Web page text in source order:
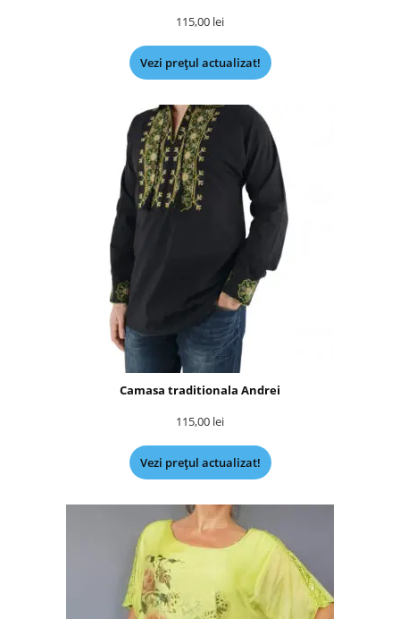
115,00 lei
Vezi prețul actualizat!
Camasa traditionala Andrei
115,00 lei
Vezi prețul actualizat!